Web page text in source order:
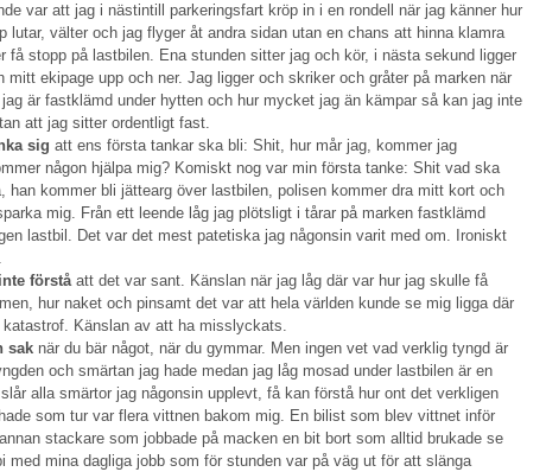
var att jag i nästintill parkeringsfart kröp in i en rondell när jag känner hur
lutar, välter och jag flyger åt andra sidan utan en chans att hinna klamra
få stopp på lastbilen. Ena stunden sitter jag och kör, i nästa sekund ligger
mitt ekipage upp och ner. Jag ligger och skriker och gråter på marken när
är fastklämd under hytten och hur mycket jag än kämpar så kan jag inte
att jag sitter ordentligt fast.
sig att ens första tankar ska bli: Shit, hur mår jag, kommer jag
någon hjälpa mig? Komiskt nog var min första tanke: Shit vad ska
han kommer bli jättearg över lastbilen, polisen kommer dra mitt kort och
mig. Från ett leende låg jag plötsligt i tårar på marken fastklämd
lastbil. Det var det mest patetiska jag någonsin varit med om. Ironiskt
förståatt det var sant. Känslan när jag låg där var hur jag skulle få
hur naket och pinsamt det var att hela världen kunde se mig ligga där
katastrof. Känslan av att ha misslyckats.
sak när du bär något, när du gymmar. Men ingen vet vad verklig tyngd är
och smärtan jag hade medan jag låg mosad under lastbilen är en
alla smärtor jag någonsin upplevt, få kan förstå hur ont det verkligen
som tur var flera vittnen bakom mig. En bilist som blev vittnet inför
stackare som jobbade på macken en bit bort som alltid brukade se
med mina dagliga jobb som för stunden var på väg ut för att slänga